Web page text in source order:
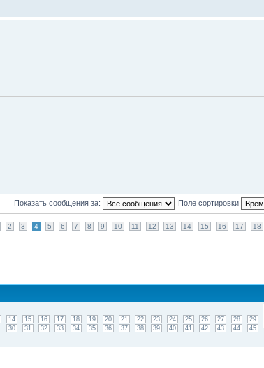
Показать сообщения за: Поле сортировки
2 3 4 5 6 7 8 9 10 11 12 13 14 15 16 17 18
14 15 16 17 18 19 20 21 22 23 24 25 26 27 28
29
30
31 32 33 34 35 36 37 38 39 40 41 42 43 44 45